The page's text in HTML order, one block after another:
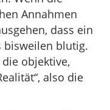
Annahmen
dass ein
bisweilen blutig.
objektive,
also die